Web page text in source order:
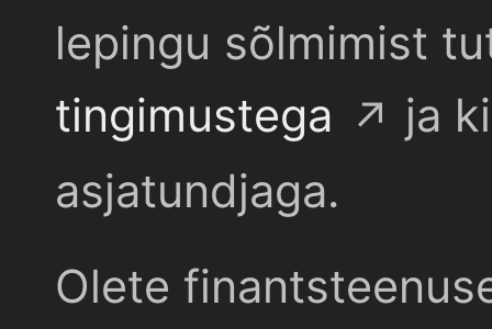
lepingu sõlmimist
tingimustega
ja
asjatundjaga.
Olete